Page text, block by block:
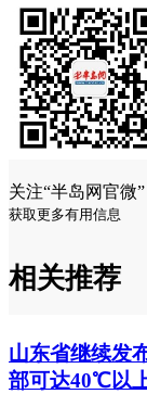
关注“半岛网官微”
获取更多有用信息
相关推荐
山东省继续发
部可达40℃以